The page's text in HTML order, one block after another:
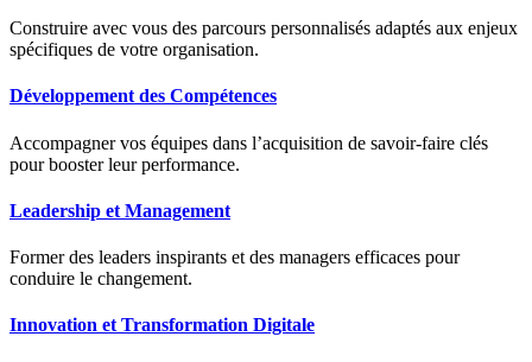
Construire avec vous des parcours personnalisés adaptés aux enjeux
spécifiques de votre organisation.
Développement des Compétences
Accompagner vos équipes dans l’acquisition de savoir-faire clés
pour booster leur performance.
Leadership et Management
Former des leaders inspirants et des managers efficaces pour
conduire le changement.
Innovation et Transformation Digitale